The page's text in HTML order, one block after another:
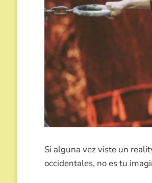
Si alguna vez viste un
occidentales, no es tu